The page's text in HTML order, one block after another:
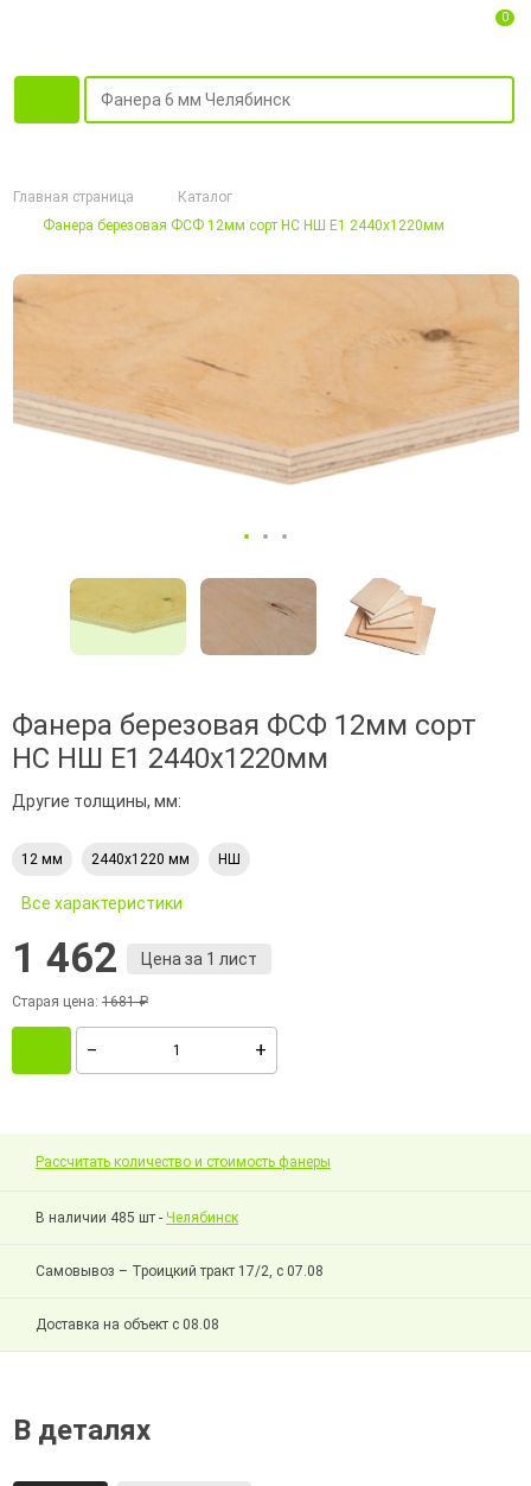
0
Главная страница
Каталог
Фанера березовая ФСФ 12мм сорт НС НШ Е1 2440х1220мм
Фанера березовая ФСФ 12мм сорт
НС НШ Е1 2440х1220мм
Другие толщины, мм:
12 мм 2440х1220 мм НШ
Все характеристики
1 462 Цена за 1 лист
Старая цена: 1681 ₽
Рассчитать количество и стоимость фанеры
В наличии 485 шт - Челябинск
Самовывоз – Троицкий тракт 17/2, с 07.08
Доставка на объект с 08.08
В деталях